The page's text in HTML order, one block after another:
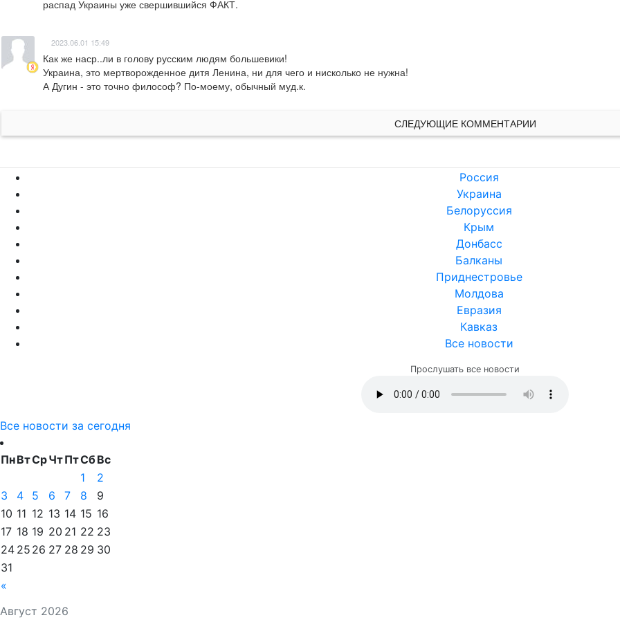
распад Украины уже свершившийся ФАКТ.
2023.06.01 15:49
Как же наср..ли в голову русским людям большевики!
Украина, это мертворожденное дитя Ленина, ни для чего и нисколько не нужна!
А Дугин - это точно философ? По-моему, обычный муд.к.
СЛЕДУЮЩИЕ КОММЕНТАРИИ
Россия
Украина
Белоруссия
Крым
Донбасс
Балканы
Приднестровье
Молдова
Евразия
Кавказ
Все новости
Прослушать все новости
Все новости за сегодня
Август 2026
ПнВтСрЧтПтСбВс
«
1
2
3
4 5 6 7 8
9
10 11 12 13 14 15 16
17 18 19 20 21 22 23
24 25 26 27 28 29 30
31